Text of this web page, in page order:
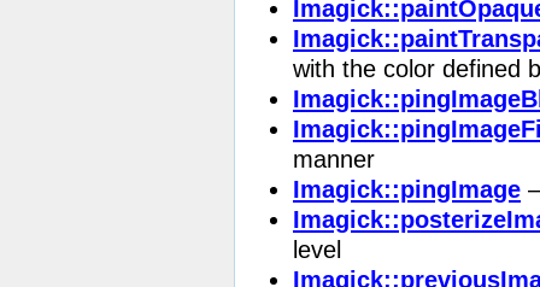
with the color defined
manner
Imagick::pingImage
level